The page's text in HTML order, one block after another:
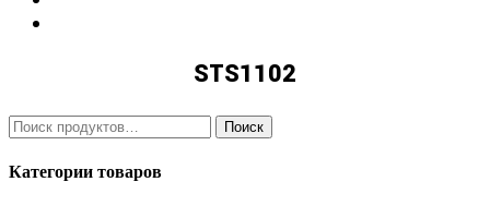
STS1102
Ищи: Поиск
Категории товаров